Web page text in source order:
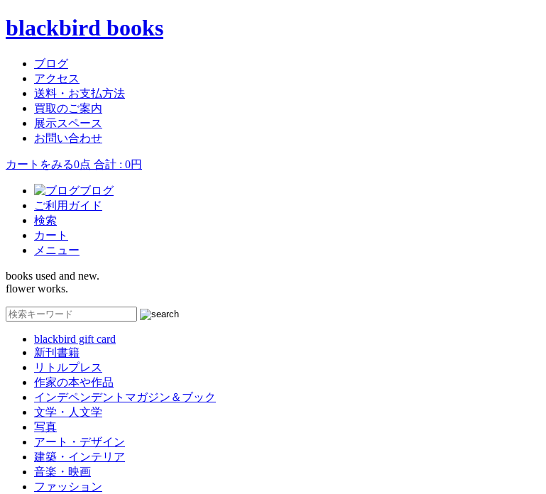
blackbird books
ブログ
アクセス
送料・お支払方法
買取のご案内
展示スペース
お問い合わせ
カートをみる0点 合計 : 0円
ブログ
ご利用ガイド
検索
カート
メニュー
books used and new.
flower works.
blackbird gift card
新刊書籍
リトルプレス
作家の本や作品
インデペンデントマガジン＆ブック
文学・人文学
写真
アート・デザイン
建築・インテリア
音楽・映画
ファッション